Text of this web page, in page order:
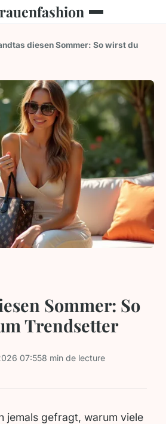
diesen Sommer: So wirst du
Sommer: So
Trendsetter
07:558 min de lecture
jemals gefragt, warum viele